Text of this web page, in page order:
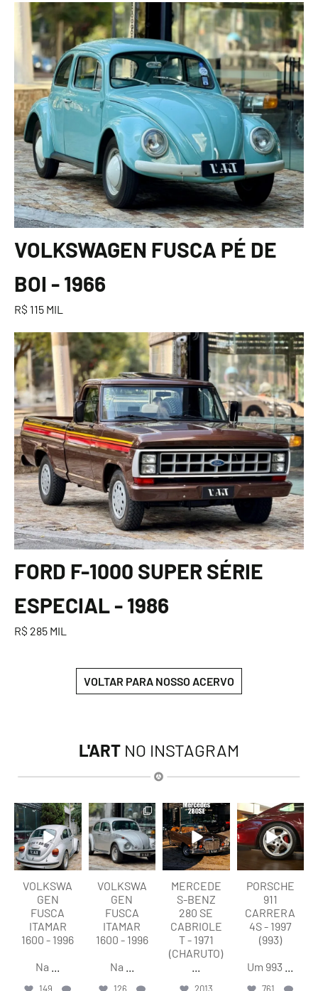
VOLKSWAGEN FUSCA PÉ DE
BOI - 1966
R$ 115 MIL
FORD F-1000 SUPER SÉRIE
ESPECIAL - 1986
R$ 285 MIL
VOLTAR PARA NOSSO ACERVO
L'ART NO INSTAGRAM
lart.br
Ago 6
VOLKSWA
GEN
FUSCA
ITAMAR
1600 - 1996
Na
lart.br
Ago 6
VOLKSWA
GEN
FUSCA
ITAMAR
1600 - 1996
Na
lart.br
Ago 5
MERCEDE
S-BENZ
280 SE
CABRIOLE
T - 1971
(CHARUTO)
lart.br
Ago 5
PORSCHE
911
CARRERA
4S - 1997
(993)
Um 993